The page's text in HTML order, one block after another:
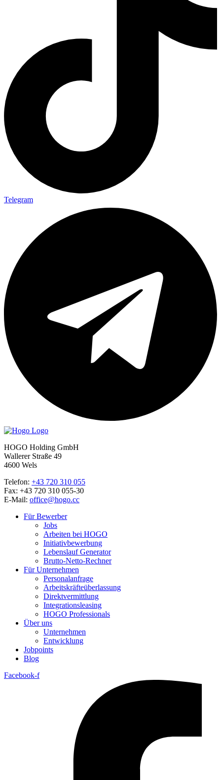
Telegram
HOGO Holding GmbH
Wallerer Straße 49
4600 Wels
Telefon: +43 720 310 055
Fax: +43 720 310 055-30
E-Mail: office@hogo.cc
Für Bewerber
Jobs
Arbeiten bei HOGO
Initiativbewerbung
Lebenslauf Generator
Brutto-Netto-Rechner
Für Unternehmen
Personalanfrage
Arbeitskräfteüberlassung
Direktvermittlung
Integrationsleasing
HOGO Professionals
Über uns
Unternehmen
Entwicklung
Jobpoints
Blog
Facebook-f